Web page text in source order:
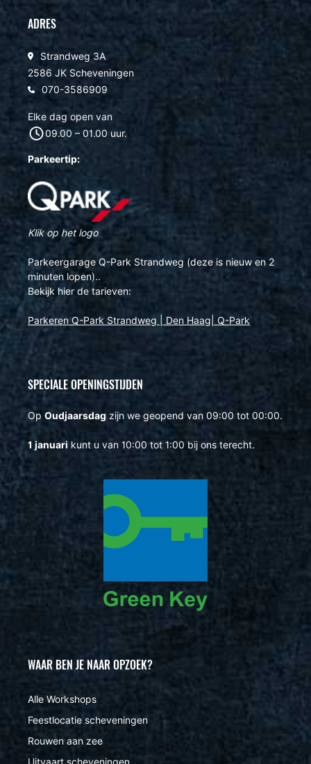
ADRES
Strandweg 3A
2586 JK Scheveningen
070-3586909
Elke dag open van
09.00 – 01.00 uur.
Parkeertip:
Klik op het logo
Parkeergarage Q-Park Strandweg (deze is nieuw en 2
minuten lopen)..
Bekijk hier de tarieven:
Parkeren Q-Park Strandweg | Den Haag| Q-Park
SPECIALE OPENINGSTIJDEN
Op Oudjaarsdag zijn we geopend van 09:00 tot 00:00.
1 januari kunt u van 10:00 tot 1:00 bij ons terecht.
WAAR BEN JE NAAR OPZOEK?
Alle Workshops
Feestlocatie scheveningen
Rouwen aan zee
Uitvaart scheveningen